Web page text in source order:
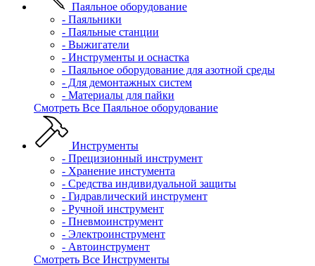
Паяльное оборудование
- Паяльники
- Паяльные станции
- Выжигатели
- Инструменты и оснастка
- Паяльное оборудование для азотной среды
- Для демонтажных систем
- Материалы для пайки
Смотреть Все Паяльное оборудование
Инструменты
- Прецизионный инструмент
- Хранение инстумента
- Средства индивидуальной защиты
- Гидравлический инструмент
- Ручной инструмент
- Пневмоинструмент
- Электроинструмент
- Автоинструмент
Смотреть Все Инструменты